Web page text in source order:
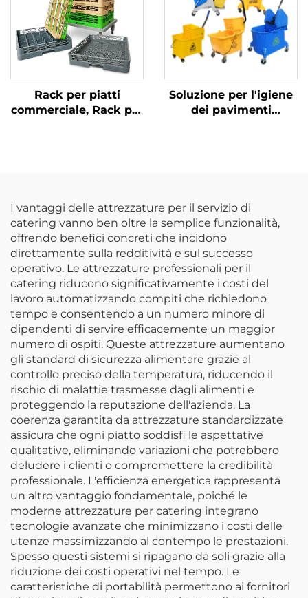
Rack per piatti
commerciale, Rack per
Soluzione per l'igiene
dei pavimenti
I vantaggi delle attrezzature per il servizio di
catering vanno ben oltre la semplice funzionalità,
offrendo benefici concreti che incidono
direttamente sulla redditività e sul successo
operativo. Le attrezzature professionali per il
catering riducono significativamente i costi del
lavoro automatizzando compiti che richiedono
tempo e consentendo a un numero minore di
dipendenti di servire efficacemente un maggior
numero di ospiti. Queste attrezzature aumentano
gli standard di sicurezza alimentare grazie al
controllo preciso della temperatura, riducendo il
rischio di malattie trasmesse dagli alimenti e
proteggendo la reputazione dell'azienda. La
coerenza garantita da attrezzature standardizzate
assicura che ogni piatto soddisfi le aspettative
qualitative, eliminando variazioni che potrebbero
deludere i clienti o compromettere la credibilità
professionale. L'efficienza energetica rappresenta
un altro vantaggio fondamentale, poiché le
moderne attrezzature per catering integrano
tecnologie avanzate che minimizzano i costi delle
utenze massimizzando al contempo le prestazioni.
Spesso questi sistemi si ripagano da soli grazie alla
riduzione dei costi operativi nel tempo. Le
caratteristiche di portabilità permettono ai fornitori